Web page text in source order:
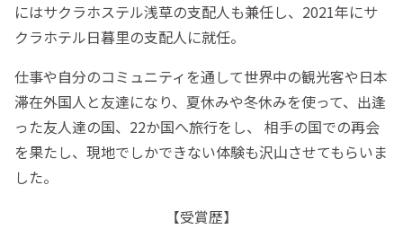
にはサクラホステル浅草の支配人も兼任し、2021年にサ
クラホテル日暮里の支配人に就任。
仕事や自分のコミュニティを通して世界中の観光客や日本
滞在外国人と友達になり、夏休みや冬休みを使って、出逢
った友人達の国、22か国へ旅行をし、 相手の国での再会
を果たし、現地でしかできない体験も沢山させてもらいま
した。
【受賞歴】